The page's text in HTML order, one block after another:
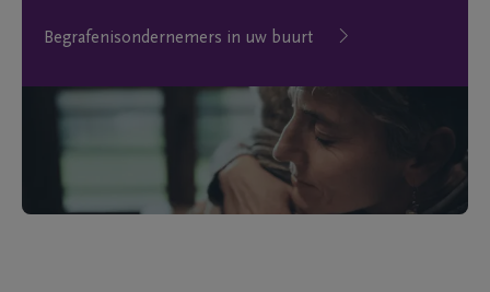
Begrafenisondernemers in uw buurt